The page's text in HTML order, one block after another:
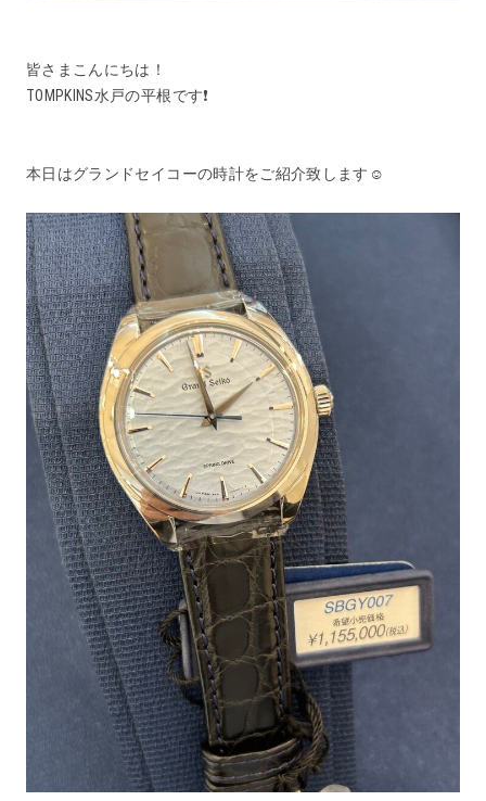
皆さまこんにちは！
TOMPKINS水戸の平根です❗️
本日はグランドセイコーの時計をご紹介致します☺️